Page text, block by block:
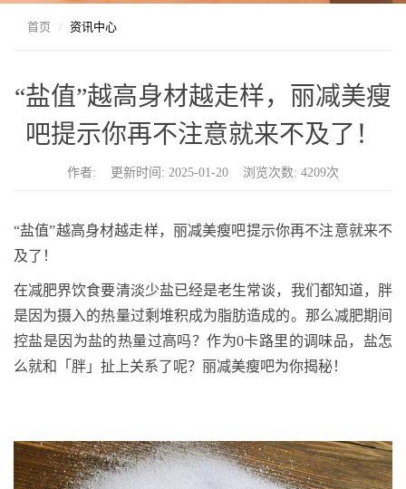
o
首页 资讯中心
“盐值”越高身材越走样，丽减美瘦
吧提示你再不注意就来不及了！
作者: 更新时间: 2025-01-20 浏览次数: 4209次
“盐值”越高身材越走样，丽减美瘦吧提示你再不注意就来不
及了！
在减肥界饮食要清淡少盐已经是老生常谈，我们都知道，胖
是因为摄入的热量过剩堆积成为脂肪造成的。那么减肥期间
控盐是因为盐的热量过高吗？作为0卡路里的调味品，盐怎
么就和「胖」扯上关系了呢？丽减美瘦吧为你揭秘！